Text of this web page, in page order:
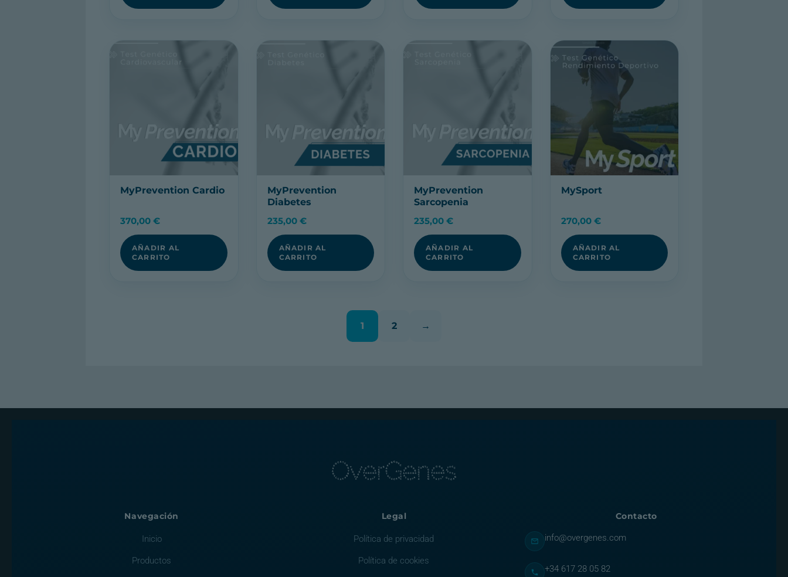
MyPrevention Cardio
370,00 €
AÑADIR AL
CARRITO
MyPrevention
Diabetes
235,00 €
AÑADIR AL
CARRITO
MyPrevention
Sarcopenia
235,00 €
AÑADIR AL
CARRITO
MySport
270,00 €
AÑADIR AL
CARRITO
1 2 →
Navegación
Inicio
Productos
Legal
Política de privacidad
Política de cookies
Contacto
info@overgenes.com
+34 617 28 05 82